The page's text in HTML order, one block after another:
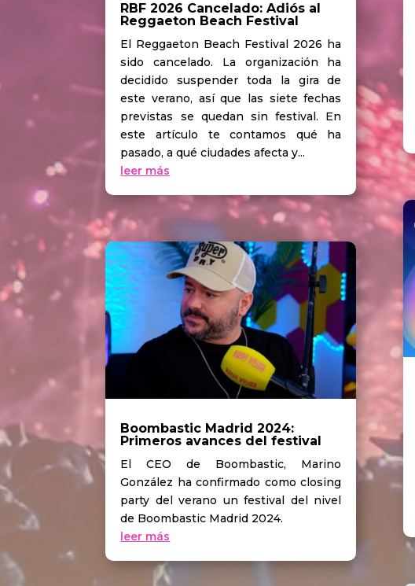
RBF 2026 Cancelado: Adiós al
Reggaeton Beach Festival
El Reggaeton Beach Festival 2026 ha
sido cancelado. La organización ha
decidido suspender toda la gira de
este verano, así que las siete fechas
previstas se quedan sin festival. En
este artículo te contamos qué ha
pasado, a qué ciudades afecta y...
leer más
Boombastic Madrid 2024:
Primeros avances del festival
El CEO de Boombastic, Marino
González ha confirmado como closing
party del verano un festival del nivel
de Boombastic Madrid 2024.
leer más